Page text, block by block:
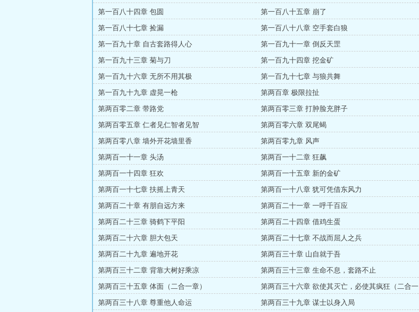
第一百八十四章 包圆 第一百八十五章 崩了
第一百八十七章 捡漏 第一百八十八章 空手套白狼
第一百九十章 自古套路得人心 第一百九十一章 倒反天罡
第一百九十三章 菊与刀 第一百九十四章 挖金矿
第一百九十六章 无所不用其极 第一百九十七章 与狼共舞
第一百九十九章 虚晃一枪 第两百章 极限拉扯
第两百零二章 带路党 第两百零三章 打肿脸充胖子
第两百零五章 仁者见仁智者见智 第两百零六章 双尾蝎
第两百零八章 墙外开花墙里香 第两百零九章 风声
第两百一十一章 头汤 第两百一十二章 狂飙
第两百一十四章 狂欢 第两百一十五章 新的金矿
第两百一十七章 扶摇上青天 第两百一十八章 犹可凭借东风力
第两百二十章 有朋自远方来 第两百二十一章 一呼千百应
第两百二十三章 骑鹤下平阳 第两百二十四章 借鸡生蛋
第两百二十六章 胆大包天 第两百二十七章 不战而屈人之兵
第两百二十九章 遍地开花 第两百三十章 山自就于吾
第两百三十二章 背靠大树好乘凉 第两百三十三章 生命不息，套路不止
第两百三十五章 体面（二合一章）
第两百三十六章 欲使其灭亡，必使其疯狂（二合一
章）
第两百三十八章 尊重他人命运 第两百三十九章 谋士以身入局